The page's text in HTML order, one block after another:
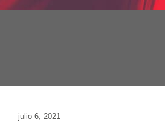
julio 6, 2021